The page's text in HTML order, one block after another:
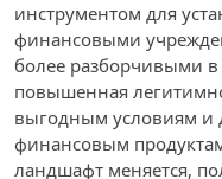
инструментом для
финансовыми
более разборчивыми
повышенная
выгодным условиям и
финансовым
ландшафт меняется,